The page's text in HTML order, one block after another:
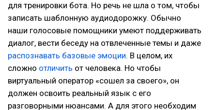
для тренировки бота. Но речь не шла о том, чтобы
записать шаблонную аудиодорожку. Обычно
наши голосовые помощники умеют поддерживать
диалог, вести беседу на отвлеченные темы и даже
распознавать базовые эмоции. В целом, их
сложно отличить от человека. Но чтобы
виртуальный оператор «сошел за своего», он
должен освоить реальный язык с его
разговорными нюансами. А для этого необходим